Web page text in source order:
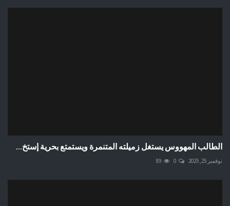
الطالب المهووس يستغل زميلته المتنمرة ويستمتع بحرية إستخ...
نوفمبر 25, 2025 0
89